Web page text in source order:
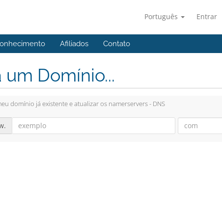
Português Entrar
Afiliados Contato
um Domínio...
domínio já existente e atualizar os namerservers - DNS